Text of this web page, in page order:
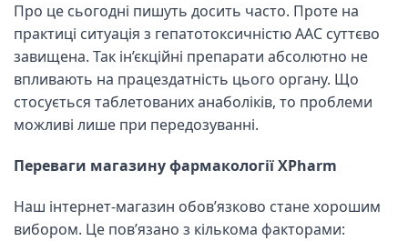
Про це сьогодні пишуть досить часто. Проте на
практиці ситуація з гепатотоксичністю ААС суттєво
завищена. Так ін’єкційні препарати абсолютно не
впливають на працездатність цього органу. Що
стосується таблетованих анаболіків, то проблеми
можливі лише при передозуванні.
Переваги магазину фармакології XPharm
Наш інтернет-магазин обов’язково стане хорошим
вибором. Це пов’язано з кількома факторами: